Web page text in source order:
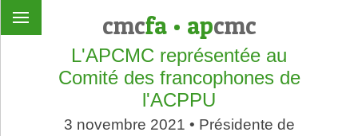
cmcfa• apcmc
L'APCMC représentée au
Comité des francophones de
l'ACPPU
3 novembre 2021 • Présidente de